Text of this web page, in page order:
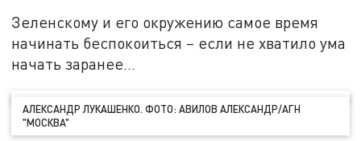
Зеленскому и его окружению самое время
начинать беспокоиться – если не хватило ума
начать заранее…
АЛЕКСАНДР ЛУКАШЕНКО. ФОТО: АВИЛОВ АЛЕКСАНДР/АГН
"МОСКВА"